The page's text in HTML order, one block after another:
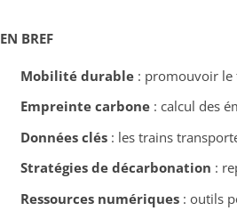
EN BREF
Mobilité durable: promouvoir le
Empreinte carbone: calcul des
Données clés: les trains
Stratégies de décarbonation :
Ressources numériques: outils